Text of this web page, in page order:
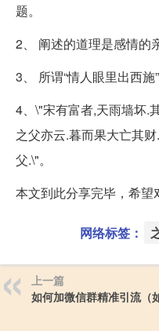
题。
2、 阐述的道理是感情的
3、 所谓“情人眼里出西施
4、\"宋有富者,天雨墙坏.
之父亦云.暮而果大亡其
父.\"。
本文到此分享完毕，希望
网络标签：
上一篇
如何加微信群精准引流（